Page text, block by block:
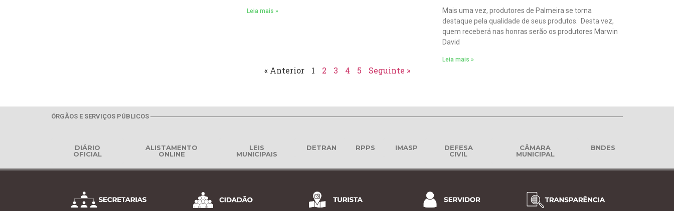
Leia mais »
Mais uma vez, produtores de Palmeira se torna
destaque pela qualidade de seus produtos. Desta vez,
quem receberá nas honras serão os produtores Marwin
David
Leia mais »
« Anterior 1 2 3 4 5 Seguinte »
ÓRGÃOS E SERVIÇOS PÚBLICOS
DIÁRIO
OFICIAL
ALISTAMENTO
ONLINE
LEIS
MUNICIPAIS
DETRAN RPPS IMASP
DEFESA
CIVIL
CÂMARA
MUNICIPAL
BNDES